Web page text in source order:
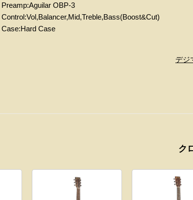
Preamp:Aguilar OBP-3
Control:Vol,Balancer,Mid,Treble,Bass(Boost&Cut)
Case:Hard Case
デジ
ク